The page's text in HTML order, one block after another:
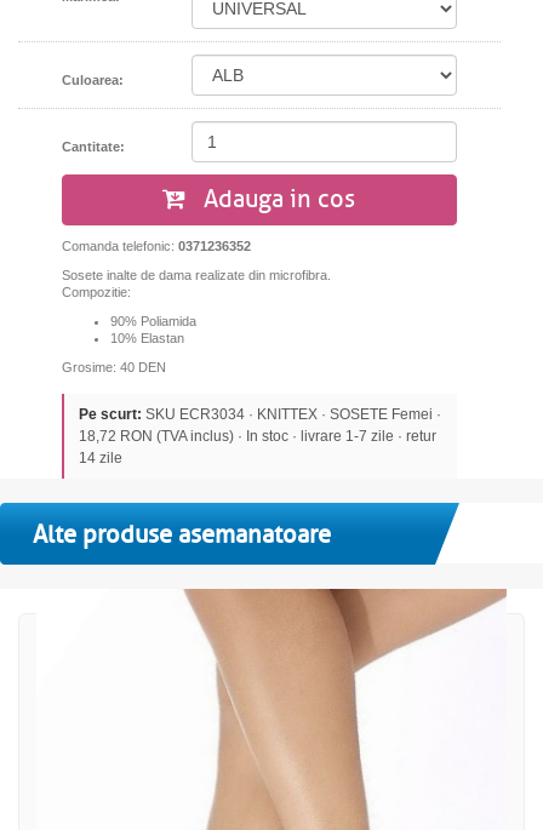
Culoarea:
Cantitate:
Adauga in cos
Comanda telefonic: 0371236352
Sosete inalte de dama realizate din microfibra.
Compozitie:
90% Poliamida
10% Elastan
Grosime: 40 DEN
Pe scurt: SKU ECR3034 · KNITTEX · SOSETE Femei ·
18,72 RON (TVA inclus) · In stoc · livrare 1-7 zile · retur
14 zile
Alte produse asemanatoare